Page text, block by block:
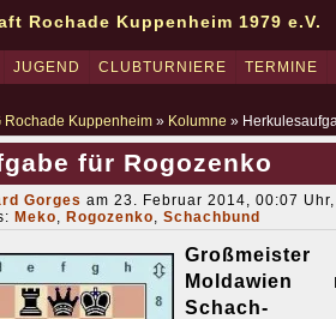
Rochade Kuppenheim 1979 e.V.
JUGEND CLUBTURNIERE TERMINE
Rochade Kuppenheim» Kolumne »
für Rogozenko
Gorges am 23. Februar 2014, 00:07 Uhr,
Meko, Rogozenko, Schachbund
Moldawien
Schach-